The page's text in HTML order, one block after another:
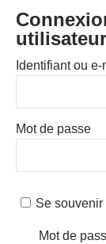
Identifiant ou e-
Mot de passe
Se souvenir
Mot de